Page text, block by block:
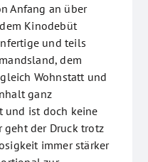
Anfang an über
Kinodebüt
und teils
dem
Wohnstatt und
ganz
und ist doch keine
geht der Druck trotz
immer stärker